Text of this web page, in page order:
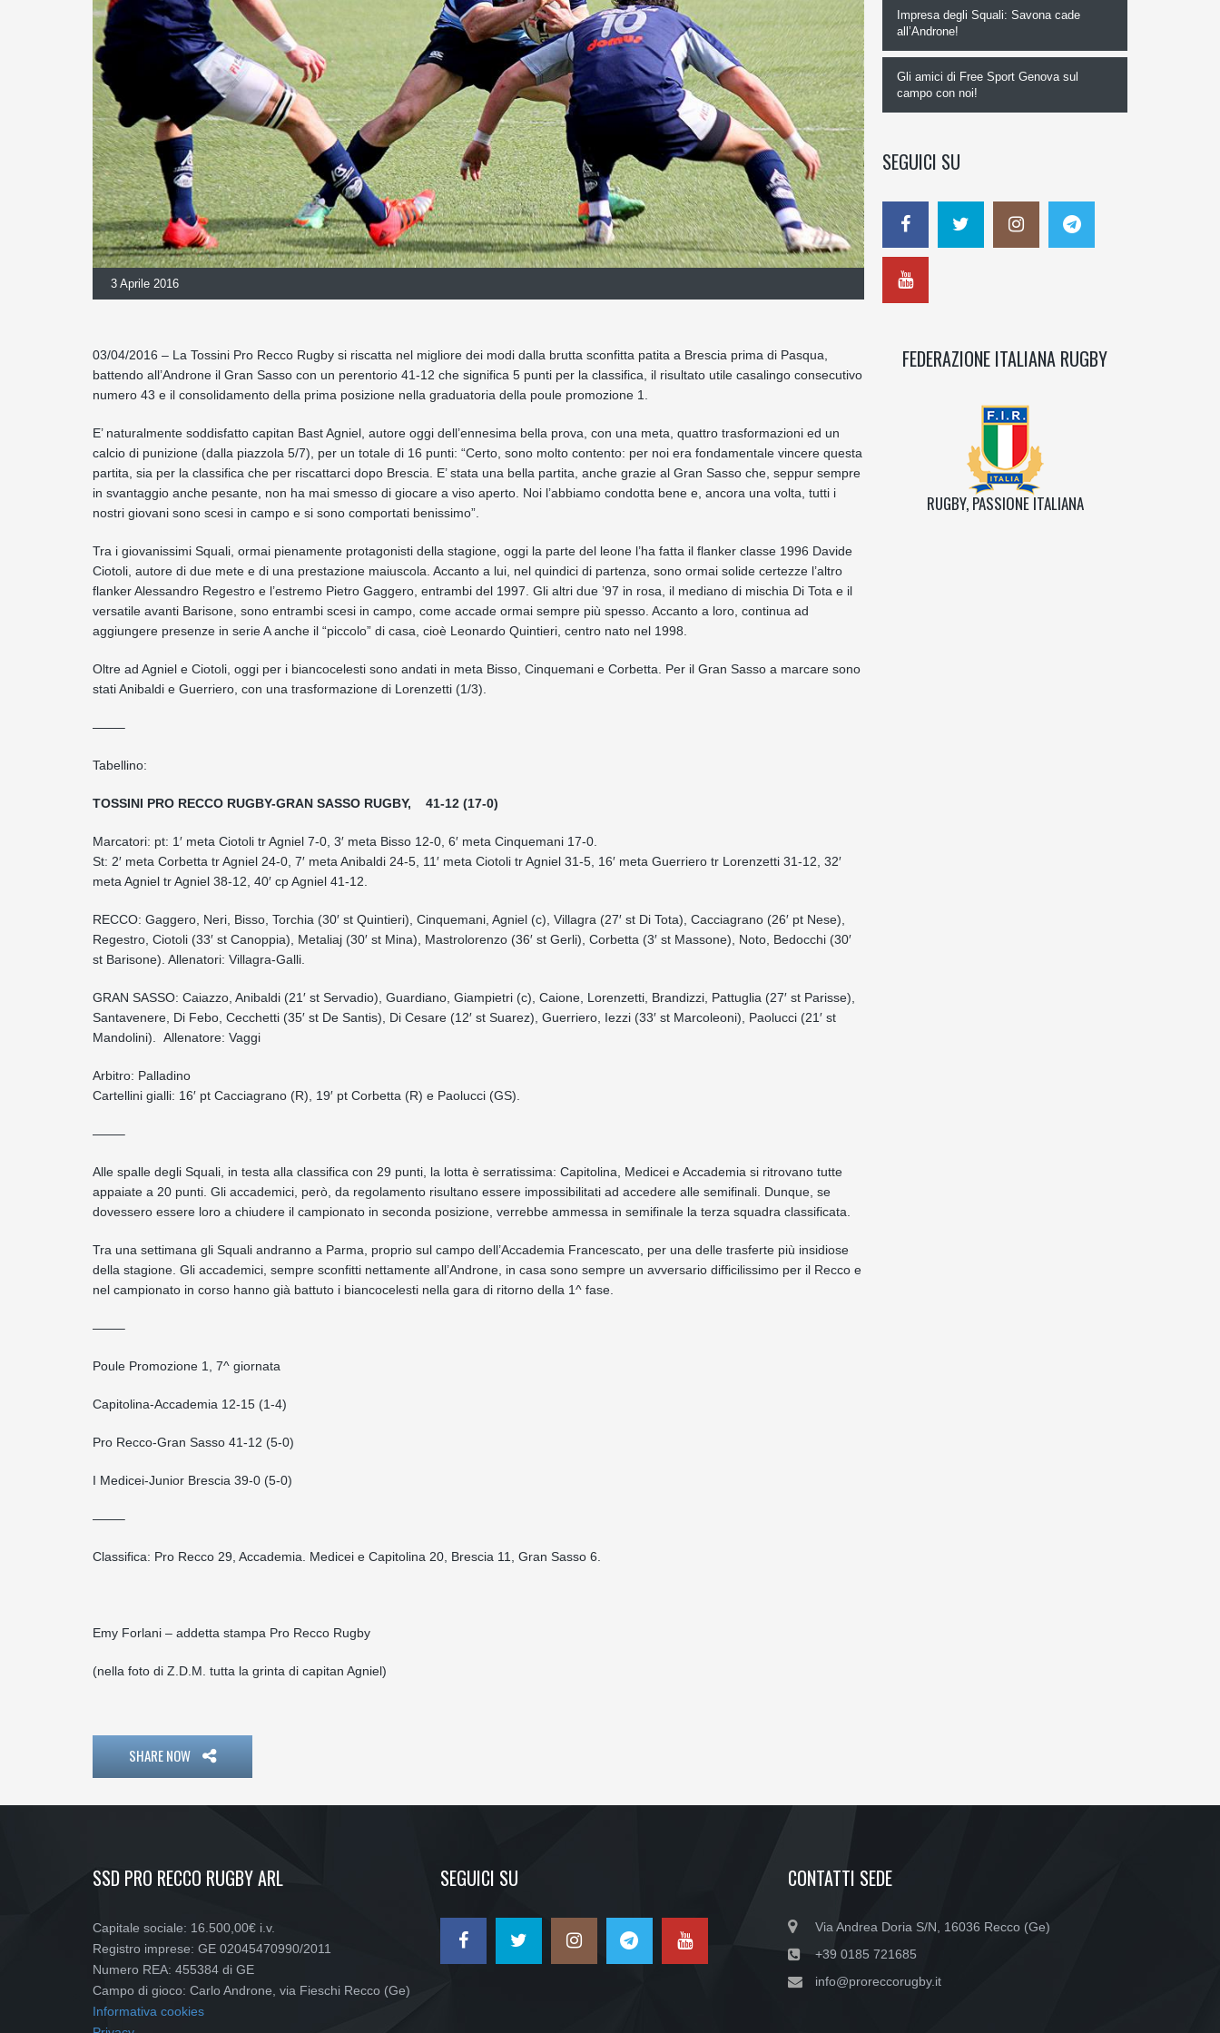
3 Aprile 2016
03/04/2016 – La Tossini Pro Recco Rugby si riscatta nel migliore dei modi dalla brutta sconfitta patita a Brescia prima di Pasqua,
battendo all’Androne il Gran Sasso con un perentorio 41-12 che significa 5 punti per la classifica, il risultato utile casalingo consecutivo
numero 43 e il consolidamento della prima posizione nella graduatoria della poule promozione 1.
E’ naturalmente soddisfatto capitan Bast Agniel, autore oggi dell’ennesima bella prova, con una meta, quattro trasformazioni ed un
calcio di punizione (dalla piazzola 5/7), per un totale di 16 punti: “Certo, sono molto contento: per noi era fondamentale vincere questa
partita, sia per la classifica che per riscattarci dopo Brescia. E’ stata una bella partita, anche grazie al Gran Sasso che, seppur sempre
in svantaggio anche pesante, non ha mai smesso di giocare a viso aperto. Noi l’abbiamo condotta bene e, ancora una volta, tutti i
nostri giovani sono scesi in campo e si sono comportati benissimo”.
Tra i giovanissimi Squali, ormai pienamente protagonisti della stagione, oggi la parte del leone l’ha fatta il flanker classe 1996 Davide
Ciotoli, autore di due mete e di una prestazione maiuscola. Accanto a lui, nel quindici di partenza, sono ormai solide certezze l’altro
flanker Alessandro Regestro e l’estremo Pietro Gaggero, entrambi del 1997. Gli altri due ’97 in rosa, il mediano di mischia Di Tota e il
versatile avanti Barisone, sono entrambi scesi in campo, come accade ormai sempre più spesso. Accanto a loro, continua ad
aggiungere presenze in serie A anche il “piccolo” di casa, cioè Leonardo Quintieri, centro nato nel 1998.
Oltre ad Agniel e Ciotoli, oggi per i biancocelesti sono andati in meta Bisso, Cinquemani e Corbetta. Per il Gran Sasso a marcare sono
stati Anibaldi e Guerriero, con una trasformazione di Lorenzetti (1/3).
——–
Tabellino:
TOSSINI PRO RECCO RUGBY-GRAN SASSO RUGBY, 41-12 (17-0)
Marcatori: pt: 1′ meta Ciotoli tr Agniel 7-0, 3′ meta Bisso 12-0, 6′ meta Cinquemani 17-0.
St: 2′ meta Corbetta tr Agniel 24-0, 7′ meta Anibaldi 24-5, 11′ meta Ciotoli tr Agniel 31-5, 16′ meta Guerriero tr Lorenzetti 31-12, 32′
meta Agniel tr Agniel 38-12, 40′ cp Agniel 41-12.
RECCO: Gaggero, Neri, Bisso, Torchia (30′ st Quintieri), Cinquemani, Agniel (c), Villagra (27′ st Di Tota), Cacciagrano (26′ pt Nese),
Regestro, Ciotoli (33′ st Canoppia), Metaliaj (30′ st Mina), Mastrolorenzo (36′ st Gerli), Corbetta (3′ st Massone), Noto, Bedocchi (30′
st Barisone). Allenatori: Villagra-Galli.
GRAN SASSO: Caiazzo, Anibaldi (21′ st Servadio), Guardiano, Giampietri (c), Caione, Lorenzetti, Brandizzi, Pattuglia (27′ st Parisse),
Santavenere, Di Febo, Cecchetti (35′ st De Santis), Di Cesare (12′ st Suarez), Guerriero, Iezzi (33′ st Marcoleoni), Paolucci (21′ st
Mandolini). Allenatore: Vaggi
Arbitro: Palladino
Cartellini gialli: 16′ pt Cacciagrano (R), 19′ pt Corbetta (R) e Paolucci (GS).
——–
Alle spalle degli Squali, in testa alla classifica con 29 punti, la lotta è serratissima: Capitolina, Medicei e Accademia si ritrovano tutte
appaiate a 20 punti. Gli accademici, però, da regolamento risultano essere impossibilitati ad accedere alle semifinali. Dunque, se
dovessero essere loro a chiudere il campionato in seconda posizione, verrebbe ammessa in semifinale la terza squadra classificata.
Tra una settimana gli Squali andranno a Parma, proprio sul campo dell’Accademia Francescato, per una delle trasferte più insidiose
della stagione. Gli accademici, sempre sconfitti nettamente all’Androne, in casa sono sempre un avversario difficilissimo per il Recco e
nel campionato in corso hanno già battuto i biancocelesti nella gara di ritorno della 1^ fase.
——–
Poule Promozione 1, 7^ giornata
Capitolina-Accademia 12-15 (1-4)
Pro Recco-Gran Sasso 41-12 (5-0)
I Medicei-Junior Brescia 39-0 (5-0)
——–
Classifica: Pro Recco 29, Accademia. Medicei e Capitolina 20, Brescia 11, Gran Sasso 6.
Emy Forlani – addetta stampa Pro Recco Rugby
(nella foto di Z.D.M. tutta la grinta di capitan Agniel)
SHARE NOW
Impresa degli Squali: Savona cade
all’Androne!
Gli amici di Free Sport Genova sul
campo con noi!
SEGUICI SU
FEDERAZIONE ITALIANA RUGBY
RUGBY, PASSIONE ITALIANA
SSD PRO RECCO RUGBY ARL
Capitale sociale: 16.500,00€ i.v.
Registro imprese: GE 02045470990/2011
Numero REA: 455384 di GE
Campo di gioco: Carlo Androne, via Fieschi Recco (Ge)
Informativa cookies
SEGUICI SU CONTATTI SEDE
Via Andrea Doria S/N, 16036 Recco (Ge)
+39 0185 721685
info@proreccorugby.it